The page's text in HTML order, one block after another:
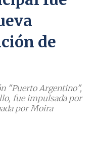
de
"Puerto Argentino",
fue impulsada por
por Moira